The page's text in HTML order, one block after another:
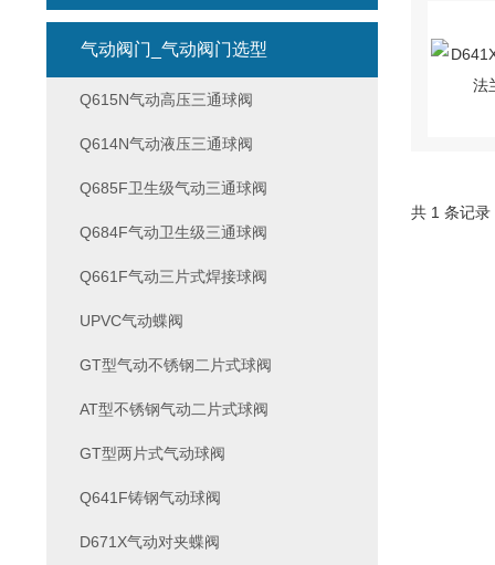
共 1 条记
气动阀门_气动阀门选型
Q615N气动高压三通球阀
Q614N气动液压三通球阀
Q685F卫生级气动三通球阀
Q684F气动卫生级三通球阀
Q661F气动三片式焊接球阀
UPVC气动蝶阀
GT型气动不锈钢二片式球阀
AT型不锈钢气动二片式球阀
GT型两片式气动球阀
Q641F铸钢气动球阀
D671X气动对夹蝶阀